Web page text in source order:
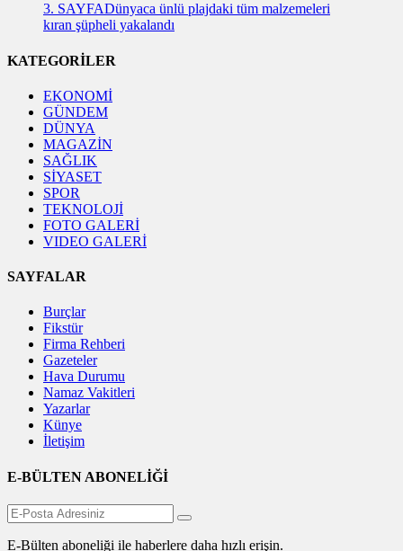
3. SAYFADünyaca ünlü plajdaki tüm malzemeleri
kıran şüpheli yakalandı
KATEGORİLER
EKONOMİ
GÜNDEM
DÜNYA
MAGAZİN
SAĞLIK
SİYASET
SPOR
TEKNOLOJİ
FOTO GALERİ
VIDEO GALERİ
SAYFALAR
Burçlar
Fikstür
Firma Rehberi
Gazeteler
Hava Durumu
Namaz Vakitleri
Yazarlar
Künye
İletişim
E-BÜLTEN ABONELİĞİ
E-Bülten aboneliği ile haberlere daha hızlı erişin.